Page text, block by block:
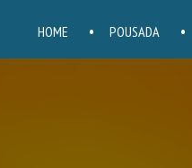
HOME POUSADA